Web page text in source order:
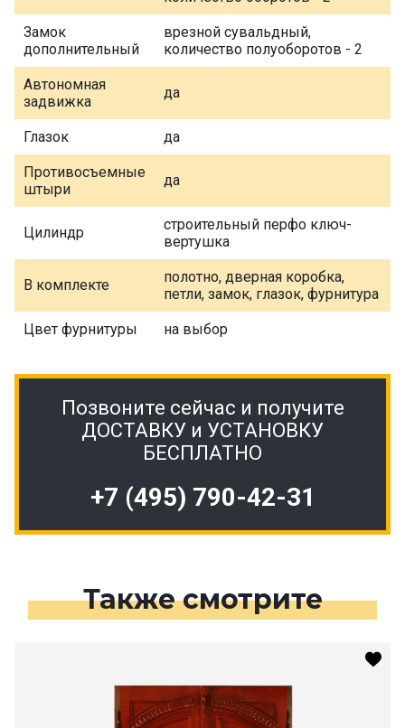
Замок
дополнительный
врезной сувальдный,
количество полуоборотов - 2
Автономная
задвижка
да
Глазок да
Противосъемные
штыри
да
Цилиндр
строительный перфо ключ-
вертушка
В комплекте
полотно, дверная коробка,
петли, замок, глазок, фурнитура
Цвет фурнитуры на выбор
Позвоните сейчас и получите
ДОСТАВКУ и УСТАНОВКУ
БЕСПЛАТНО
+7 (495) 790-42-31
Также смотрите